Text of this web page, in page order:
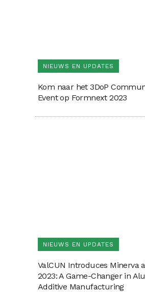
NIEUWS EN UPDATES
Kom naar het 3DoP
Event op Formnext 2023
NIEUWS EN UPDATES
ValCUN Introduces Minerva
2023: A Game-Changer in
Additive Manufacturing